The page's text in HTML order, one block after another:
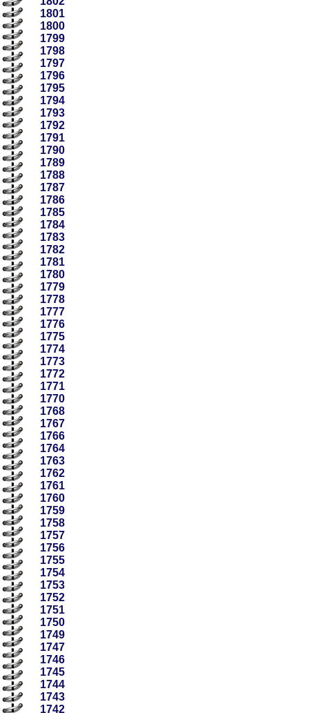
1801
1800
1799
1798
1797
1796
1795
1794
1793
1792
1791
1790
1789
1788
1787
1786
1785
1784
1783
1782
1781
1780
1779
1778
1777
1776
1775
1774
1773
1772
1771
1770
1768
1767
1766
1764
1763
1762
1761
1760
1759
1758
1757
1756
1755
1754
1753
1752
1751
1750
1749
1747
1746
1745
1744
1743
1742